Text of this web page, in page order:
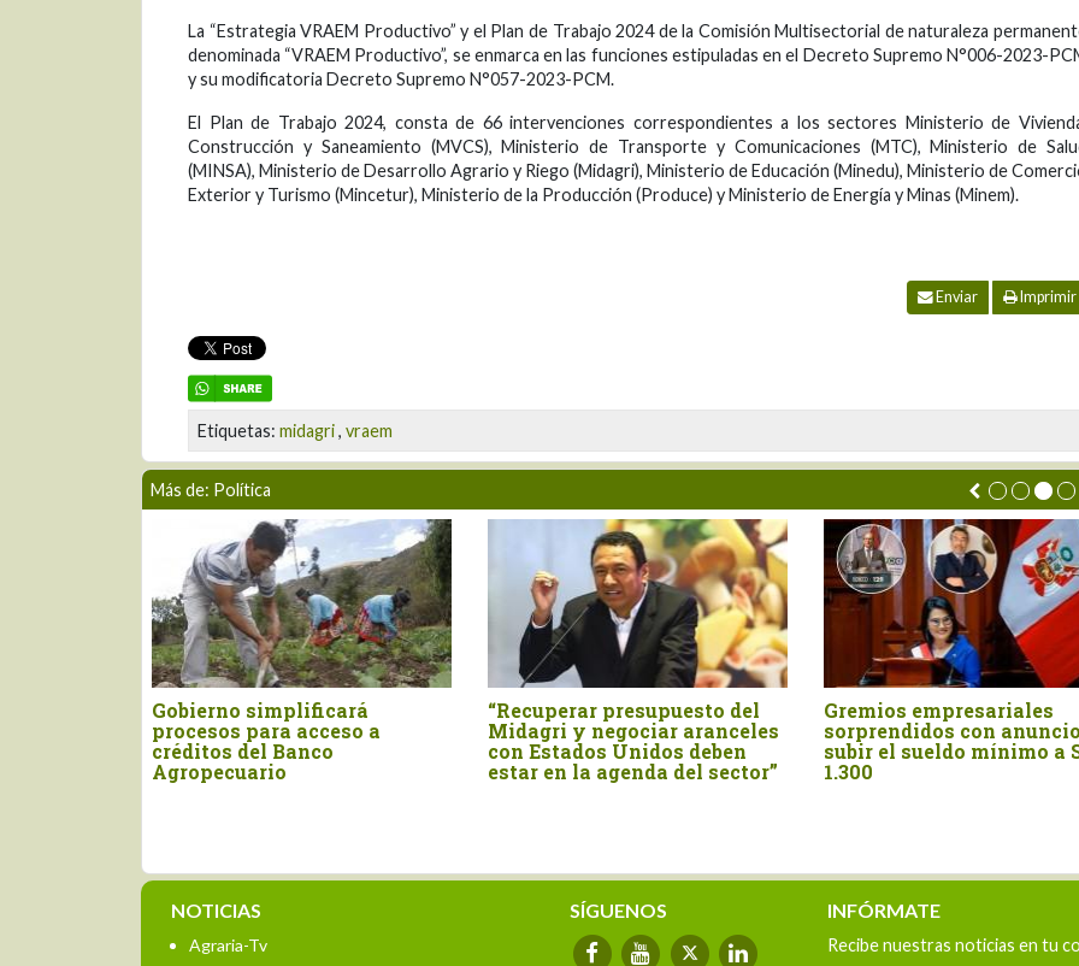
La “Estrategia VRAEM Productivo” y el Plan de Trabajo 2024 de la Comisión Multisectorial de naturaleza
denominada “VRAEM Productivo”, se enmarca en las funciones estipuladas en el Decreto Supremo N°006-2023-
y su modificatoria Decreto Supremo N°057-2023-PCM.
El Plan de Trabajo 2024, consta de 66 intervenciones correspondientes a los sectores Ministerio de
Construcción y Saneamiento (MVCS), Ministerio de Transporte y Comunicaciones (MTC), Ministerio de
(MINSA), Ministerio de Desarrollo Agrario y Riego (Midagri), Ministerio de Educación (Minedu), Ministerio de
Exterior y Turismo (Mincetur), Ministerio de la Producción (Produce) y Ministerio de Energía y Minas (Minem).
Enviar Imprimir
Etiquetas: midagri, vraem
Más de: Política
“Recuperar presupuesto del
Midagri y negociar aranceles
con Estados Unidos deben
estar en la agenda del sector”
Gremios empresariales
sorprendidos con anuncio de
subir el sueldo mínimo a S/
ADEX saluda anuncios de
presidenta Keiko Fujimori
NOTICIAS
Agraria-Tv
SÍGUENOS INFÓRMATE
Recibe nuestras noticias en tu